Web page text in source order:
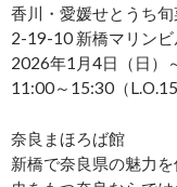
香川・愛媛せとうち
2-19-10 新橋マリン
2026年1月4日（日）
11:00～15:30（
奈良まほろば館
新橋で奈良県の魅力